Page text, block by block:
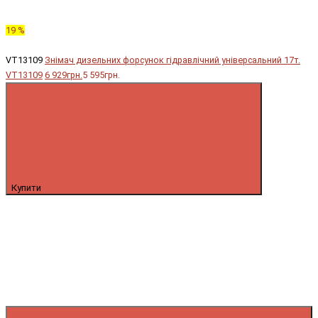
19 %
VT13109 Знімач дизельних форсунок гідравлічний універсальний 17т.
VT13109 6 929грн.5 595грн.
Купити